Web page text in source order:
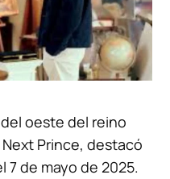
oeste del reino
Prince, destacó
de mayo de 2025.